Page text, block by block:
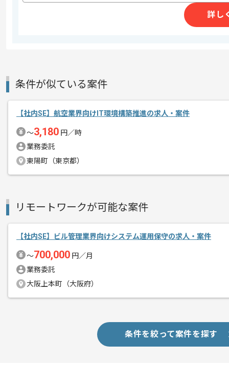
商談回数
1回
エージェントからのコ
メント
日本にとどまらず、世界でも事業を展
詳し
条件が似ている案件
【社内SE】航空業界向けIT環境構築推進の求人・案件
〜3,180 円／時
業務委託
東陽町（東京都）
リモートワークが可能な案件
【社内SE】ビル管理業界向けシステム運用保守の求人・案件
〜700,000 円／月
業務委託
大阪上本町（大阪府）
条件を絞って案件を探す